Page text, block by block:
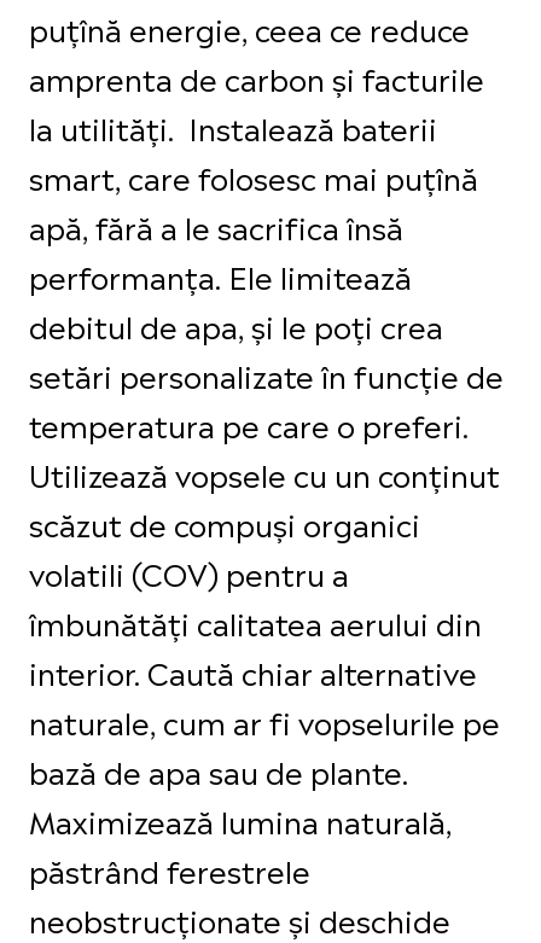
puțînă energie, ceea ce reduce
amprenta de carbon și facturile
la utilități. Instalează baterii
smart, care folosesc mai puțînă
apă, fără a le sacrifica însă
performanța. Ele limitează
debitul de apa, și le poți crea
setări personalizate în funcție de
temperatura pe care o preferi.
Utilizează vopsele cu un conținut
scăzut de compuși organici
volatili (COV) pentru a
îmbunătăți calitatea aerului din
interior. Caută chiar alternative
naturale, cum ar fi vopselurile pe
bază de apa sau de plante.
Maximizează lumina naturală,
păstrând ferestrele
neobstrucționate și deschide